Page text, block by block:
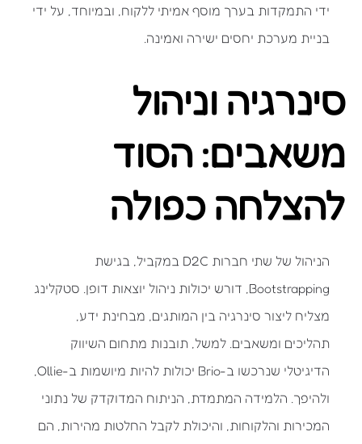
ידי התמקדות בערך מוסף אמיתי ללקוח, ובמיוחד, על ידי
בניית מערכת יחסים ישירה ואמינה.
סינרגיה וניהול
משאבים: הסוד
להצלחה כפולה
הניהול של שתי חברות D2C במקביל, בגישת
Bootstrapping, דורש יכולות ניהול יוצאות דופן. סטקלינג
מצליח ליצור סינרגיה בין המותגים, מבחינת ידע,
תהליכים ומשאבים. למשל, תובנות מתחום השיווק
הדיגיטלי שנרכשו ב-Brio יכולות להיות מיושמות ב-Ollie,
ולהיפך. הלמידה המתמדת, הניתוח המדוקדק של נתוני
המכירות והלקוחות, והיכולת לקבל החלטות מהירות, הם